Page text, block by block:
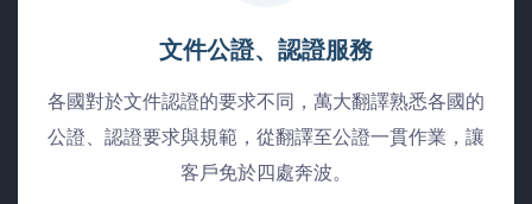
文件公證、認證服務
各國對於文件認證的要求不同，萬大翻譯熟悉各國的
公證、認證要求與規範，從翻譯至公證一貫作業，讓
客戶免於四處奔波。